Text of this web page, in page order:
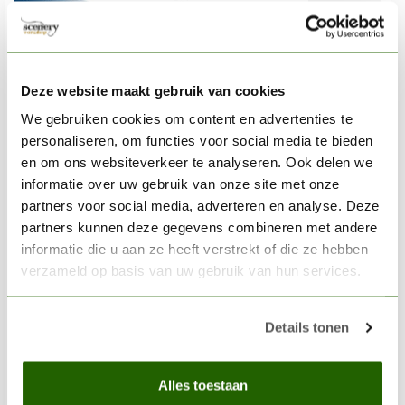
Deze website maakt gebruik van cookies
We gebruiken cookies om content en advertenties te
personaliseren, om functies voor social media te bieden
en om ons websiteverkeer te analyseren. Ook delen we
informatie over uw gebruik van onze site met onze
partners voor social media, adverteren en analyse. Deze
partners kunnen deze gegevens combineren met andere
informatie die u aan ze heeft verstrekt of die ze hebben
verzameld op basis van uw gebruik van hun services.
Details tonen
Alles toestaan
Professional Acryl Ink! Prussian Blue Hue - 30ml - 320 -
€8,05